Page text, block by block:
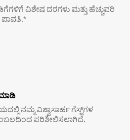
ವಿಶೇಷ ದರಗಳು ಮತ್ತು ಹೆಚ್ಚುವರಿ
ಪಾವತಿ.*
ನಮ್ಮ ವಿಶ್ವಾಸಾರ್ಹ ಗೆಸ್ಟ್‌ಗಳ
ಪರಿಶೀಲಿಸಲಾಗಿದೆ.